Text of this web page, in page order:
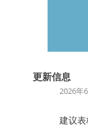
更新信息
2026年
建议